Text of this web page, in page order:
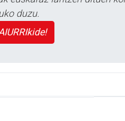
duzu.